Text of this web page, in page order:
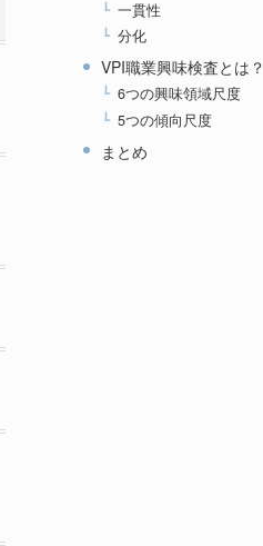
職業例
技術者
機械オペレータ
一貫性
分化
VPI職業興味検査とは？
6つの興味領域尺度
5つの傾向尺度
まとめ